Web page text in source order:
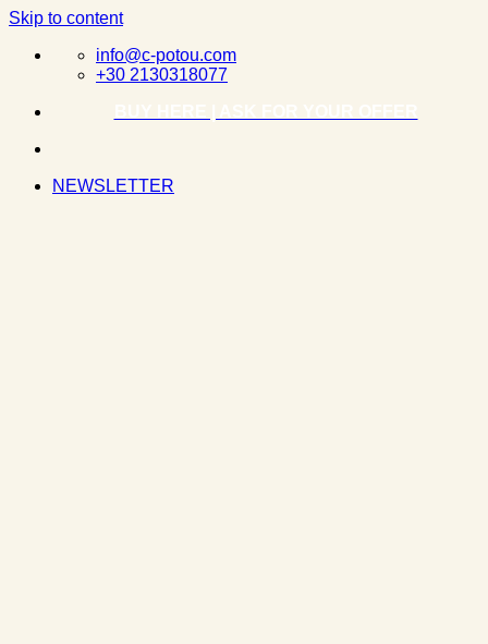
Skip to content
info@c-potou.com
+30 2130318077
NEWSLETTER